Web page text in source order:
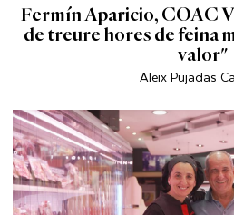
Fermín Aparicio, COAC
de treure hores de feina
valor"
Aleix Pujadas